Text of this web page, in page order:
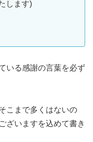
します)
いる感謝の言葉を必ず
こまで多くはないの
ざいますを込めて書き